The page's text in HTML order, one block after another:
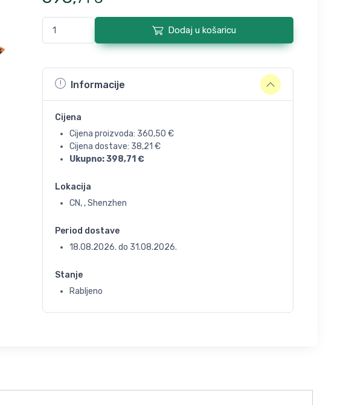
Dodaj u košaricu
Informacije
Cijena
Cijena proizvoda: 360,50 €
Cijena dostave: 38,21 €
Ukupno:398,71 €
Lokacija
CN, , Shenzhen
Period dostave
18.08.2026. do 31.08.2026.
Stanje
Rabljeno